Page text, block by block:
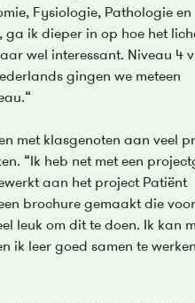
Fysiologie, Pathologie en
ga ik dieper in op hoe het
wel interessant. Niveau 4
gingen we meteen
met klasgenoten aan veel
“Ik heb net met een
aan het project Patiënt
brochure gemaakt die voor
leuk om dit te doen. Ik kan
ik leer goed samen te